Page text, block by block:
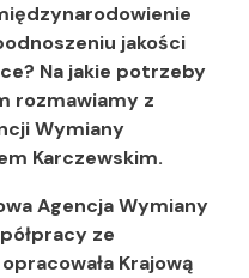
jakości
Na jakie potrzeby
rozmawiamy z
Wymiany
Karczewskim.
Agencja Wymiany
ze
Krajową